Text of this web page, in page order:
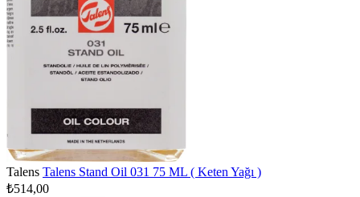
Talens Talens Stand Oil 031 75 ML ( Keten Yağı )
₺514,00